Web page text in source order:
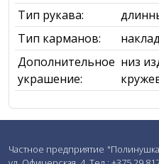
Тип рукава:
Тип карманов:
Дополнительное
украшение:
низ
Частное предприятие